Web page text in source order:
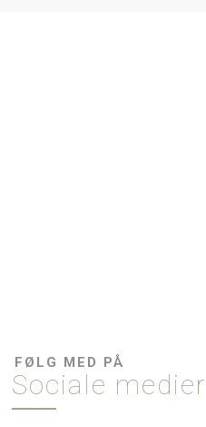
FØLG MED PÅ
Sociale medier​